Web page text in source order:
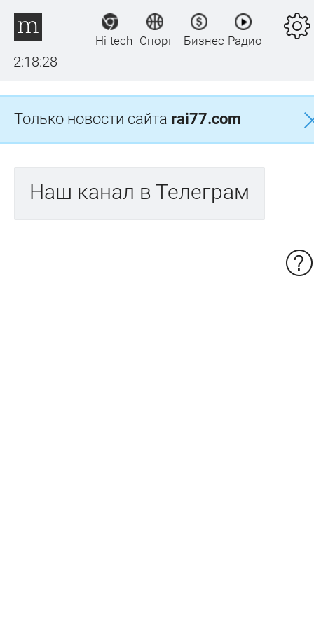
2:18:28
Hi-tech Спорт Бизнес Радио
Только новости сайта rai77.com
Наш канал в Телеграм